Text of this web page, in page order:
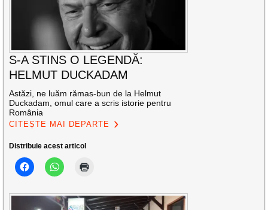
S-A STINS O LEGENDĂ:
HELMUT DUCKADAM
Astăzi, ne luăm rămas-bun de la Helmut
Duckadam, omul care a scris istorie pentru
România
CITEȘTE MAI DEPARTE
Distribuie acest articol